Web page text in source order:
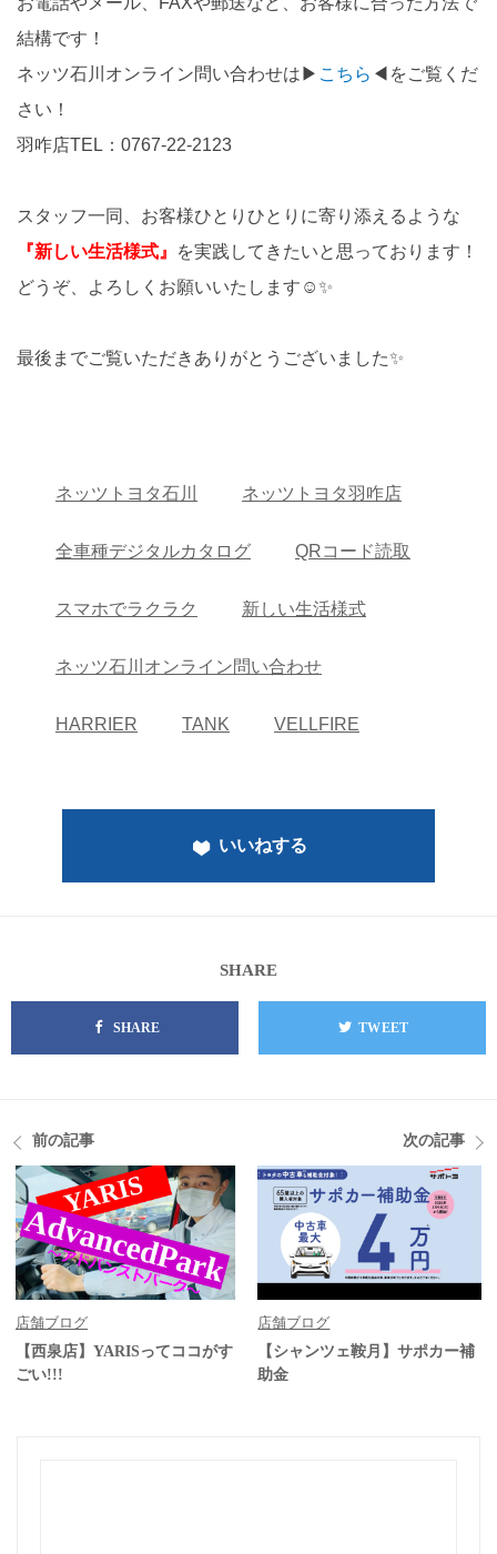
結構です！
ネッツ石川オンライン問い合わせは▶ こちら ◀をご覧くだ
さい！
羽咋店TEL：0767-22-2123
スタッフ一同、お客様ひとりひとりに寄り添えるような
『新しい生活様式』
を実践してきたいと思っております！
どうぞ、よろしくお願いいたします☺✨
最後までご覧いただきありがとうございました✨
ネッツトヨタ石川 ネッツトヨタ羽咋店
全車種デジタルカタログ QRコード読取
スマホでラクラク 新しい生活様式
ネッツ石川オンライン問い合わせ
HARRIER TANK VELLFIRE
いいねする
SHARE
SHARE TWEET
前の記事
店舗ブログ
【西泉店】YARISってココがす
ごい!!!
次の記事
店舗ブログ
【シャンツェ鞍月】サポカー補
助金